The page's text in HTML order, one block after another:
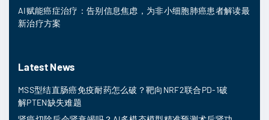
AI赋能癌症治疗：告别信息焦虑，为非小细胞肺癌患者解读最
新治疗方案
Latest News
MSS型结直肠癌免疫耐药怎么破？靶向NRF2联合PD-1破
解PTEN缺失难题